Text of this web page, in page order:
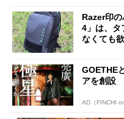
Razer印
4」は、
なくても
GOETHE
アを創設
AD（FINCHI